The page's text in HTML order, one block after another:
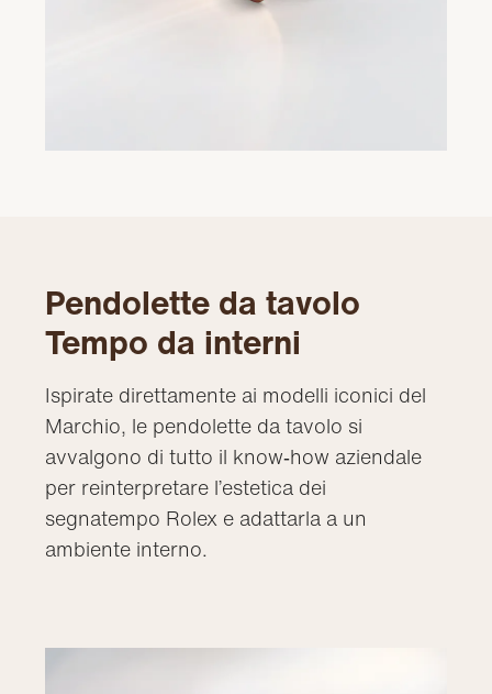
Pendolette da tavolo
Tempo da interni
Ispirate direttamente ai modelli iconici del
Marchio, le pendolette da tavolo si
avvalgono di tutto il know‑how aziendale
per reinterpretare l’estetica dei
segnatempo Rolex e adattarla a un
ambiente interno.